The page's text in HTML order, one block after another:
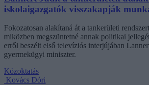
iskolaigazgatók visszakapják
Fokozatosan alakítaná át a tankerületi
miközben megszüntetné annak politikai
erről beszélt első televíziós interjújában
gyermekügyi miniszter.
Közoktatás
Kovács Dóri